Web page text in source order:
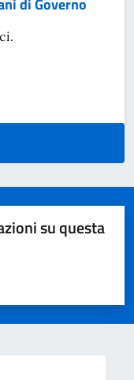
di Governo
DEMANIO, SUAP,
su questa